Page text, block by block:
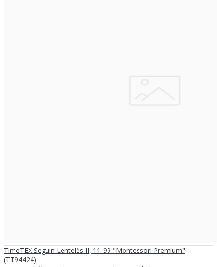
TimeTEX Seguin Lentelės II, 11-99 "Montessori Premium"
(TT94424)